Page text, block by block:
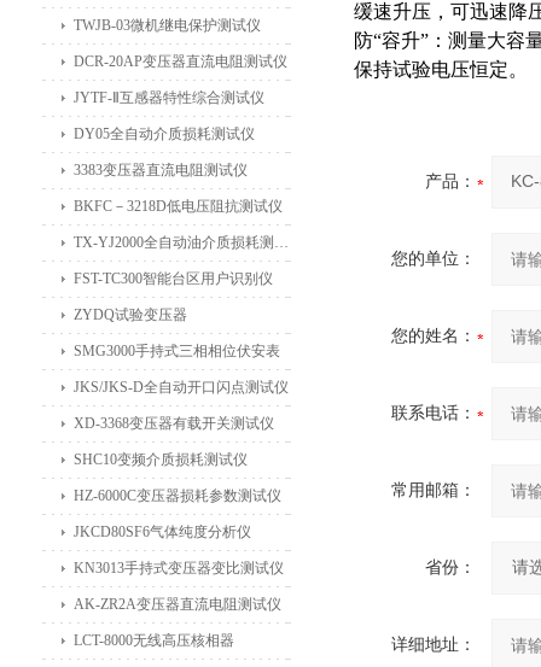
缓速升压 ，可迅速降
防“容升”：测量大容
保持试验电压恒定。
产品：
您的单位：
您的姓名：
联系电话：
常用邮箱：
省份：
详细地址：
TWJB-03微机继电保护测试仪
DCR-20AP变压器直流电阻测试仪
JYTF-Ⅱ互感器特性综合测试仪
DY05全自动介质损耗测试仪
3383变压器直流电阻测试仪
BKFC－3218D低电压阻抗测试仪
TX-YJ2000全自动油介质损耗测试仪
FST-TC300智能台区用户识别仪
ZYDQ试验变压器
SMG3000手持式三相相位伏安表
JKS/JKS-D全自动开口闪点测试仪
XD-3368变压器有载开关测试仪
SHC10变频介质损耗测试仪
HZ-6000C变压器损耗参数测试仪
JKCD80SF6气体纯度分析仪
KN3013手持式变压器变比测试仪
AK-ZR2A变压器直流电阻测试仪
LCT-8000无线高压核相器